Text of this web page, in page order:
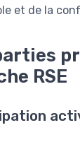
et de la
RSE